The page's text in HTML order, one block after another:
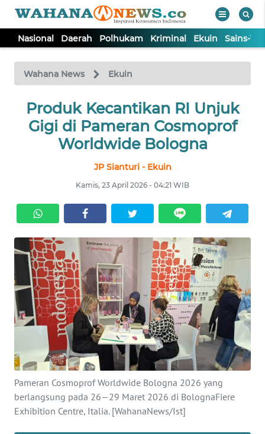
Nasional Daerah Polhukam Kriminal Ekuin Sains-
Wahana News Ekuin
Produk Kecantikan RI Unjuk
Gigi di Pameran Cosmoprof
Worldwide Bologna
JP Sianturi - Ekuin
Kamis, 23 April 2026 - 04:21 WIB
Pameran Cosmoprof Worldwide Bologna 2026 yang
berlangsung pada 26—29 Maret 2026 di BolognaFiere
Exhibition Centre, Italia. [WahanaNews/Ist]
TV
Tutup
NASIONAL
KRIMINAL
EKUIN
SAINS-TEKNO
KESEHATAN
INTERNASIONAL
SERBA-SERBI
PENDIDIKAN